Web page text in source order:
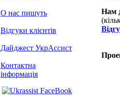
О нас пишуть
Відгуки клієнтів
Дайджест УкрАссист
Контактна
інформація
Нам